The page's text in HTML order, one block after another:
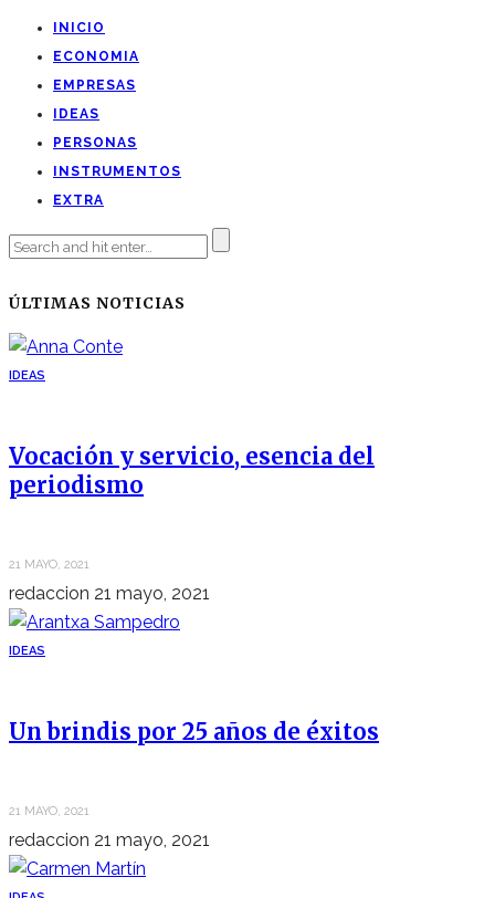
INICIO
ECONOMIA
EMPRESAS
IDEAS
PERSONAS
INSTRUMENTOS
EXTRA
ÚLTIMAS NOTICIAS
IDEAS
Vocación y servicio, esencia del
periodismo
21 MAYO, 2021
redaccion 21 mayo, 2021
IDEAS
Un brindis por 25 años de éxitos
21 MAYO, 2021
redaccion 21 mayo, 2021